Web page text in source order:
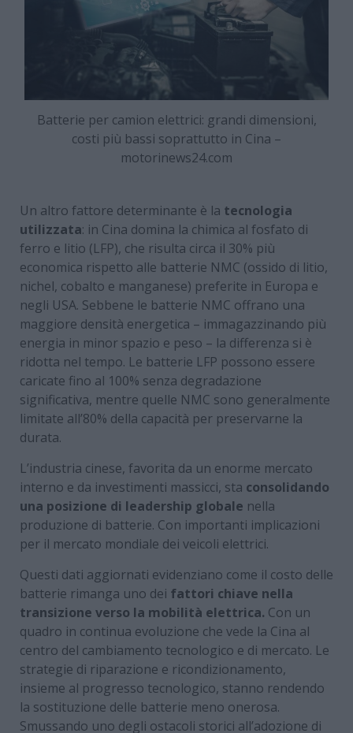
Batterie per camion elettrici: grandi dimensioni,
costi più bassi soprattutto in Cina –
motorinews24.com
Un altro fattore determinante è la tecnologia
utilizzata: in Cina domina la chimica al fosfato di
ferro e litio (LFP), che risulta circa il 30% più
economica rispetto alle batterie NMC (ossido di litio,
nichel, cobalto e manganese) preferite in Europa e
negli USA. Sebbene le batterie NMC offrano una
maggiore densità energetica – immagazzinando più
energia in minor spazio e peso – la differenza si è
ridotta nel tempo. Le batterie LFP possono essere
caricate fino al 100% senza degradazione
significativa, mentre quelle NMC sono generalmente
limitate all’80% della capacità per preservarne la
durata.
L’industria cinese, favorita da un enorme mercato
interno e da investimenti massicci, sta consolidando
una posizione di leadership globale nella
produzione di batterie. Con importanti implicazioni
per il mercato mondiale dei veicoli elettrici.
Questi dati aggiornati evidenziano come il costo delle
batterie rimanga uno dei fattori chiave nella
transizione verso la mobilità elettrica. Con un
quadro in continua evoluzione che vede la Cina al
centro del cambiamento tecnologico e di mercato. Le
strategie di riparazione e ricondizionamento,
insieme al progresso tecnologico, stanno rendendo
la sostituzione delle batterie meno onerosa.
Smussando uno degli ostacoli storici all’adozione di